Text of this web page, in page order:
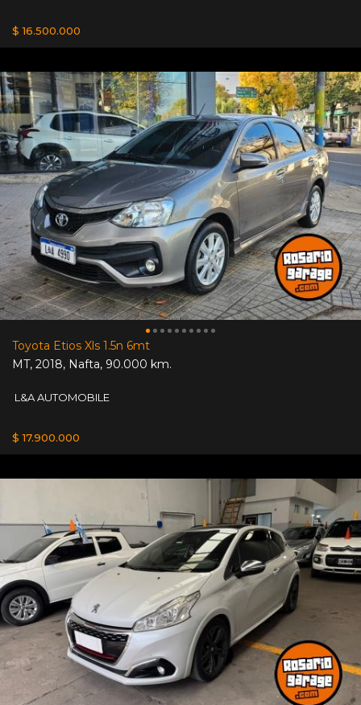
$ 16.500.000
Toyota Etios Xls 1.5n 6mt
MT, 2018, Nafta, 90.000 km.
L&A AUTOMOBILE
$ 17.900.000